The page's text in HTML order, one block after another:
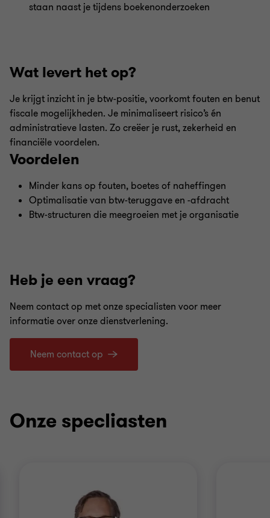
staan naast je tijdens boekenonderzoeken
Wat levert het op?
Je krijgt inzicht in je btw-positie, voorkomt fouten en benut
fiscale mogelijkheden. Je minimaliseert risico’s én
administratieve lasten. Zo creëer je rust, zekerheid en
financiële voordelen.
Voordelen
Minder kans op fouten, boetes of naheffingen
Optimalisatie van btw-teruggave en -afdracht
Btw-structuren die meegroeien met je organisatie
Heb je een vraag?
Neem contact op met onze specialisten voor meer
informatie over onze dienstverlening.
Neem contact op
Onze specliasten